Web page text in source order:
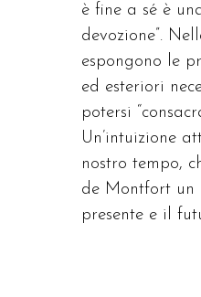
è fine a sé è
devozione”.
espongono le
ed esteriori
potersi
Un’intuizione
nostro tempo,
de Montfort un
presente e il